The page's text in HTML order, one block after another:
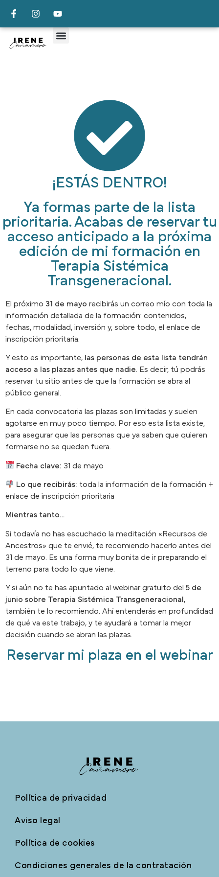
¡ESTÁS DENTRO!
Ya formas parte de la lista
prioritaria. Acabas de reservar tu
acceso anticipado a la próxima
edición de mi formación en
Terapia Sistémica
Transgeneracional.
El próximo 31 de mayo recibirás un correo mío con toda la
información detallada de la formación: contenidos,
fechas, modalidad, inversión y, sobre todo, el enlace de
inscripción prioritaria.
Y esto es importante, las personas de esta lista tendrán
acceso a las plazas antes que nadie . Es decir, tú podrás
reservar tu sitio antes de que la formación se abra al
público general.
En cada convocatoria las plazas son limitadas y suelen
agotarse en muy poco tiempo. Por eso esta lista existe,
para asegurar que las personas que ya saben que quieren
formarse no se queden fuera.
Fecha clave: 31 de mayo
Lo que recibirás: toda la información de la formación +
enlace de inscripción prioritaria
Mientras tanto…
Si todavía no has escuchado la meditación «Recursos de
Ancestros» que te envié, te recomiendo hacerlo antes del
31 de mayo. Es una forma muy bonita de ir preparando el
terreno para todo lo que viene.
Y si aún no te has apuntado al webinar gratuito del5 de
junio sobre Terapia Sistémica Transgeneracional,
también te lo recomiendo. Ahí entenderás en profundidad
de qué va este trabajo, y te ayudará a tomar la mejor
decisión cuando se abran las plazas.
Reservar mi plaza en el webinar
Política de privacidad
Aviso legal
Política de cookies
Condiciones generales de la contratación